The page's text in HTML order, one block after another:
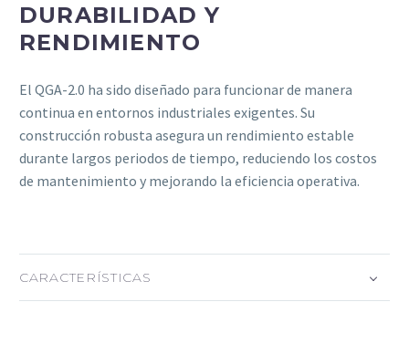
DURABILIDAD Y
RENDIMIENTO
El QGA-2.0 ha sido diseñado para funcionar de manera
continua en entornos industriales exigentes. Su
construcción robusta asegura un rendimiento estable
durante largos periodos de tiempo, reduciendo los costos
de mantenimiento y mejorando la eficiencia operativa.
CARACTERÍSTICAS